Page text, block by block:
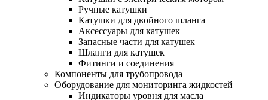
Ручные катушки
Катушки для двойного шланга
Аксессуары для катушек
Запасные части для катушек
Шланги для катушек
Фитинги и соединения
Компоненты для трубопровода
Оборудование для мониторинга жидкостей
Индикаторы уровня для масла